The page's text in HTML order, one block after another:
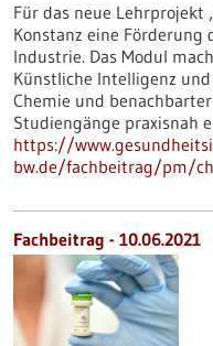
Für das neue Lehrprojekt
Konstanz eine Förderung
Industrie. Das Modul
Künstliche Intelligenz
Chemie und
Studiengänge praxisnah
https://
bw.de/fachbeitrag/pm/
Fachbeitrag - 10.06.2021